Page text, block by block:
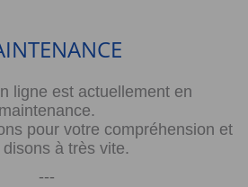
ligne est actuellement en
maintenance.
pour votre compréhension et
à très vite.
---